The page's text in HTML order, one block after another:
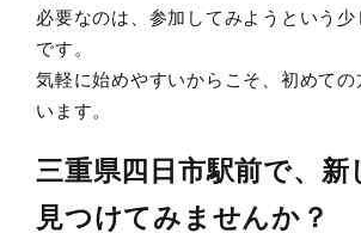
必要なのは、参加してみようという少
です。
気軽に始めやすいからこそ、初めての
います。
三重県四日市駅前で、新
見つけてみませんか？